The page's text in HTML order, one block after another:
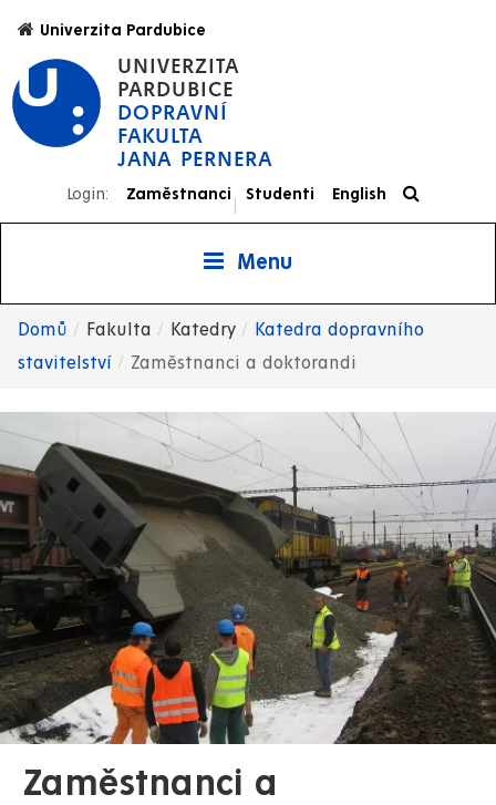
hlavnímu
obsahu
UNIVERZITA
PARDUBICE
DOPRAVNÍ
FAKULTA
JANA PERNERA
Univerzita Pardubice
Login: Zaměstnanci
|
Studenti English
Menu
Drobečková
navigace
Domů Fakulta Katedry
Katedra dopravního
stavitelství
Zaměstnanci a doktorandi
Zaměstnanci a